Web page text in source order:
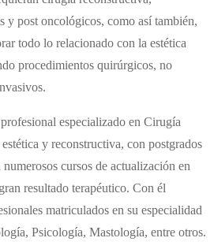
y post oncológicos, como así también,
todo lo relacionado con la estética
procedimientos quirúrgicos, no
especializado en Cirugía
y reconstructiva, con postgrados
cursos de actualización en
resultado terapéutico. Con él
matriculados en su especialidad
Psicología, Mastología, entre otros.